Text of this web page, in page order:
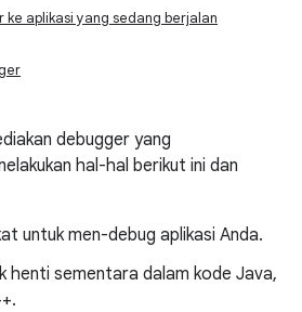
aplikasi yang sedang berjalan
debugger yang
hal-hal berikut ini dan
untuk men-debug aplikasi Anda.
henti sementara dalam kode Java,